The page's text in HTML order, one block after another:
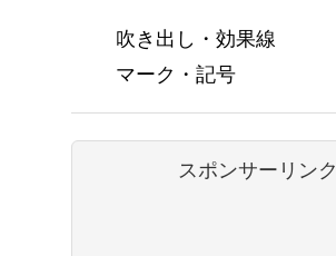
吹き出し・効果線
マーク・記号
スポンサーリンク